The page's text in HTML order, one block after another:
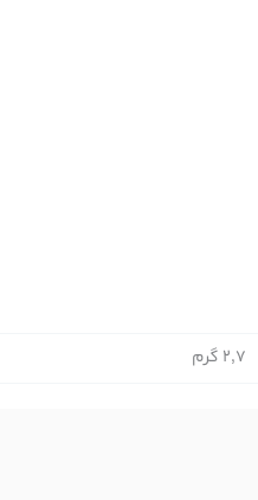
2,7 گرم